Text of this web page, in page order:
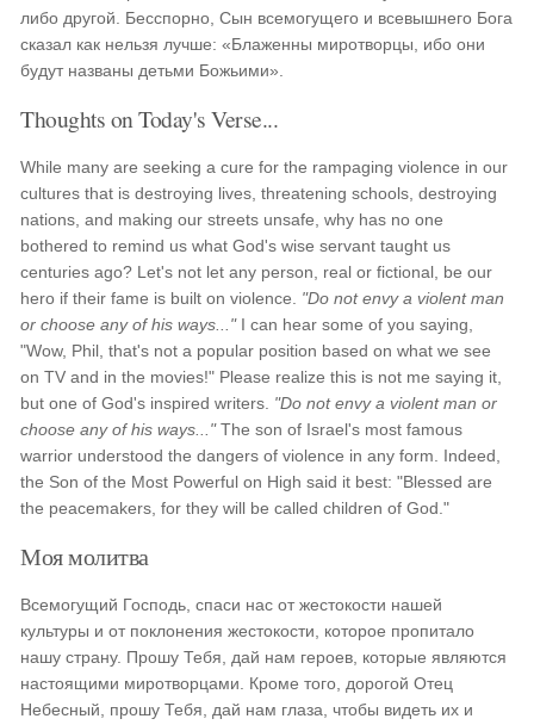
либо другой. Бесспорно, Сын всемогущего и всевышнего Бога
сказал как нельзя лучше: «Блаженны миротворцы, ибо они
будут названы детьми Божьими».
Thoughts on Today's Verse...
While many are seeking a cure for the rampaging violence in our
cultures that is destroying lives, threatening schools, destroying
nations, and making our streets unsafe, why has no one
bothered to remind us what God's wise servant taught us
centuries ago? Let's not let any person, real or fictional, be our
hero if their fame is built on violence. "Do not envy a violent man
or choose any of his ways..."I can hear some of you saying,
"Wow, Phil, that's not a popular position based on what we see
on TV and in the movies!" Please realize this is not me saying it,
but one of God's inspired writers. "Do not envy a violent man or
choose any of his ways..."The son of Israel's most famous
warrior understood the dangers of violence in any form. Indeed,
the Son of the Most Powerful on High said it best: "Blessed are
the peacemakers, for they will be called children of God."
Моя молитва
Всемогущий Господь, спаси нас от жестокости нашей
культуры и от поклонения жестокости, которое пропитало
нашу страну. Прошу Тебя, дай нам героев, которые являются
настоящими миротворцами. Кроме того, дорогой Отец
Небесный, прошу Тебя, дай нам глаза, чтобы видеть их и